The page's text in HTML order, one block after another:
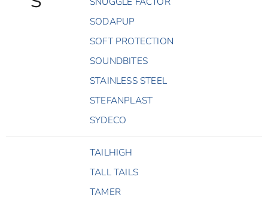
SODAPUP
SOFT PROTECTION
SOUNDBITES
STAINLESS STEEL
STEFANPLAST
SYDECO
TAILHIGH
TALL TAILS
TAMER